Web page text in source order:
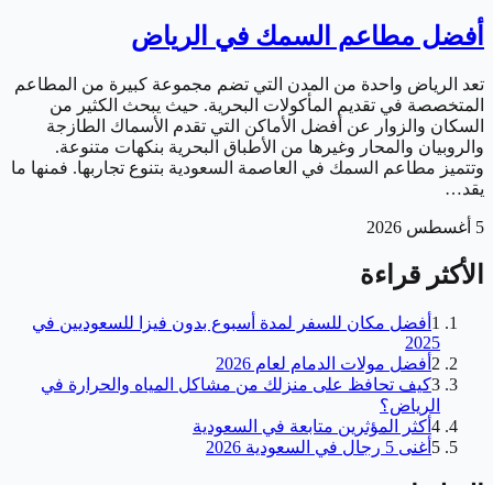
أفضل مطاعم السمك في الرياض
تعد الرياض واحدة من المدن التي تضم مجموعة كبيرة من المطاعم
المتخصصة في تقديم المأكولات البحرية. حيث يبحث الكثير من
السكان والزوار عن أفضل الأماكن التي تقدم الأسماك الطازجة
والروبيان والمحار وغيرها من الأطباق البحرية بنكهات متنوعة.
وتتميز مطاعم السمك في العاصمة السعودية بتنوع تجاربها. فمنها ما
يقد…
5 أغسطس 2026
الأكثر قراءة
1 أفضل مكان للسفر لمدة أسبوع بدون فيزا للسعوديين في
2025
2 أفضل مولات الدمام لعام 2026
3كيف تحافظ على منزلك من مشاكل المياه والحرارة في
الرياض؟
4 أكثر المؤثرين متابعة في السعودية
5 أغنى 5 رجال في السعودية 2026